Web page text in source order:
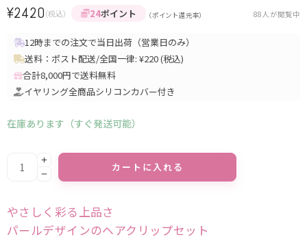
¥2420 (税込) 24ポイント （ポイント還元率） 88人が閲覧中
12時までの注文で当日出荷（営業日のみ）
送料：ポスト配送/全国一律: ¥220 (税込)
合計8,000円で送料無料
イヤリング全商品シリコンカバー付き
在庫あります（すぐ発送可能）
カートに入れる
やさしく彩る上品さ
パールデザインのヘアクリップセット